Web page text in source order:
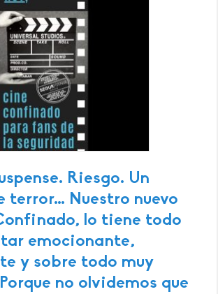
Riesgo. Un
terror… Nuestro nuevo
lo tiene todo
emocionante,
y sobre todo muy
no olvidemos que